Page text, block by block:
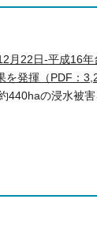
月22日-平成16
を発揮（PDF：
440haの浸水被